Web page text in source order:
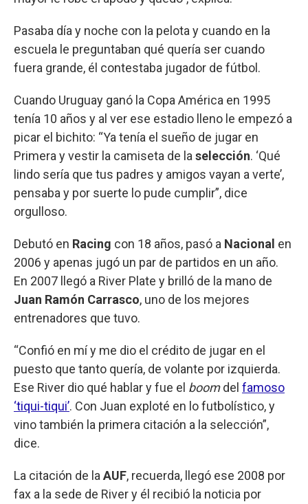
Pasaba día y noche con la pelota y cuando en la
escuela le preguntaban qué quería ser cuando
fuera grande, él contestaba jugador de fútbol.
Cuando Uruguay ganó la Copa América en 1995
tenía 10 años y al ver ese estadio lleno le empezó a
picar el bichito: “Ya tenía el sueño de jugar en
Primera y vestir la camiseta de la selección. ‘Qué
lindo sería que tus padres y amigos vayan a verte’,
pensaba y por suerte lo pude cumplir”, dice
orgulloso.
Debutó en Racing con 18 años, pasó a Nacional en
2006 y apenas jugó un par de partidos en un año.
En 2007 llegó a River Plate y brilló de la mano de
Juan Ramón Carrasco, uno de los mejores
entrenadores que tuvo.
“Confió en mí y me dio el crédito de jugar en el
puesto que tanto quería, de volante por izquierda.
Ese River dio qué hablar y fue el boomdel famoso
‘tiqui-tiqui’. Con Juan exploté en lo futbolístico, y
vino también la primera citación a la selección”,
dice.
La citación de la AUF, recuerda, llegó ese 2008 por
fax a la sede de River y él recibió la noticia por